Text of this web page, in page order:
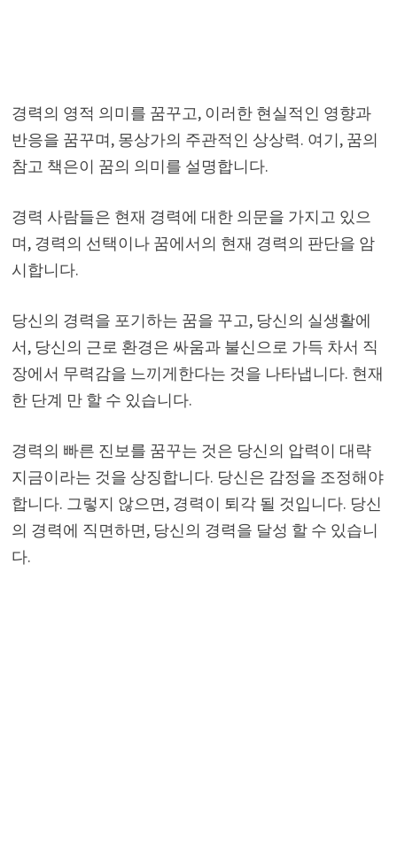
경력의 영적 의미를 꿈꾸고, 이러한 현실적인 영향과
반응을 꿈꾸며, 몽상가의 주관적인 상상력. 여기, 꿈의
참고 책은이 꿈의 의미를 설명합니다.
경력 사람들은 현재 경력에 대한 의문을 가지고 있으
며, 경력의 선택이나 꿈에서의 현재 경력의 판단을 암
시합니다.
당신의 경력을 포기하는 꿈을 꾸고, 당신의 실생활에
서, 당신의 근로 환경은 싸움과 불신으로 가득 차서 직
장에서 무력감을 느끼게한다는 것을 나타냅니다. 현재
한 단계 만 할 수 있습니다.
경력의 빠른 진보를 꿈꾸는 것은 당신의 압력이 대략
지금이라는 것을 상징합니다. 당신은 감정을 조정해야
합니다. 그렇지 않으면, 경력이 퇴각 될 것입니다. 당신
의 경력에 ​​직면하면, 당신의 경력을 달성 할 수 있습니
다.